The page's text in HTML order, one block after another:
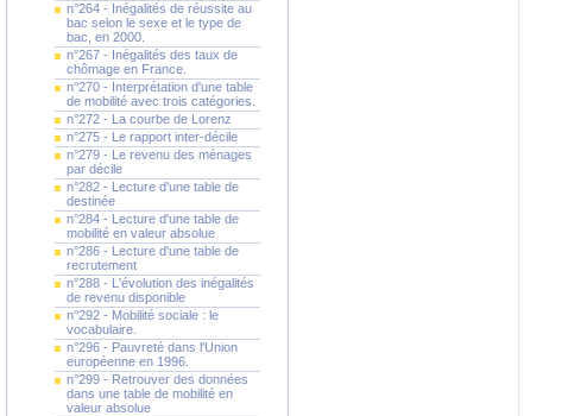
n°264 - Inégalités de réussite au
bac selon le sexe et le type de
bac, en 2000.
n°267 - Inégalités des taux de
chômage en France.
n°270 - Interprétation d'une table
de mobilité avec trois catégories.
n°272 - La courbe de Lorenz
n°275 - Le rapport inter-décile
n°279 - Le revenu des ménages
par décile
n°282 - Lecture d'une table de
destinée
n°284 - Lecture d'une table de
mobilité en valeur absolue
n°286 - Lecture d'une table de
recrutement
n°288 - L'évolution des inégalités
de revenu disponible
n°292 - Mobilité sociale : le
vocabulaire.
n°296 - Pauvreté dans l'Union
européenne en 1996.
n°299 - Retrouver des données
dans une table de mobilité en
valeur absolue